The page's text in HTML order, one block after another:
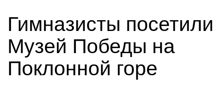
Гимназисты посетили
Музей Победы на
Поклонной горе